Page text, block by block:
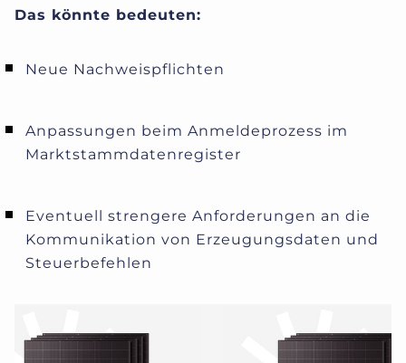
Das könnte bedeuten:
Neue Nachweispflichten
Anpassungen beim Anmeldeprozess im
Marktstammdatenregister
Eventuell strengere Anforderungen an die
Kommunikation von Erzeugungsdaten und
Steuerbefehlen